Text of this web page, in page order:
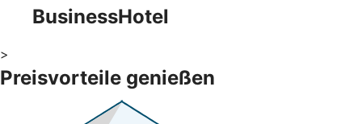
BusinessHotel
>
Preisvorteile genießen